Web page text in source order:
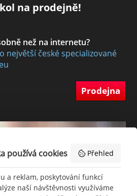
na prodejně!
než na internetu?
největší české specializované
Prodejna
používá cookies Přehled
a reklam, poskytování funkcí
naší návštěvnosti využíváme